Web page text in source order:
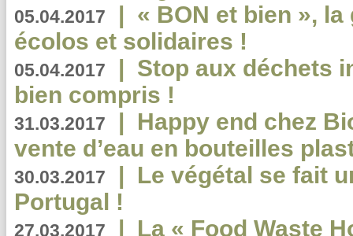
05.04.2017 | « BON et bien »,
écolos et solidaires !
05.04.2017 | Stop aux déchets
bien compris !
31.03.2017 | Happy end chez
vente d’eau en bouteilles
30.03.2017 | Le végétal se fait
Portugal !
27.03.2017 | La « Food Waste